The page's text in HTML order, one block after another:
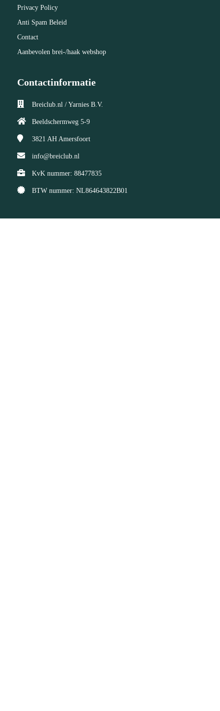
Privacy Policy
Anti Spam Beleid
Contact
Aanbevolen brei-/haak webshop
Contactinformatie
Breiclub.nl / Yarnies B.V.
Beeldschermweg 5-9
3821 AH Amersfoort
info@breiclub.nl
KvK nummer: 88477835
BTW nummer: NL864643822B01